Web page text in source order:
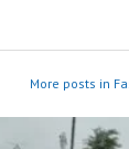
More posts in